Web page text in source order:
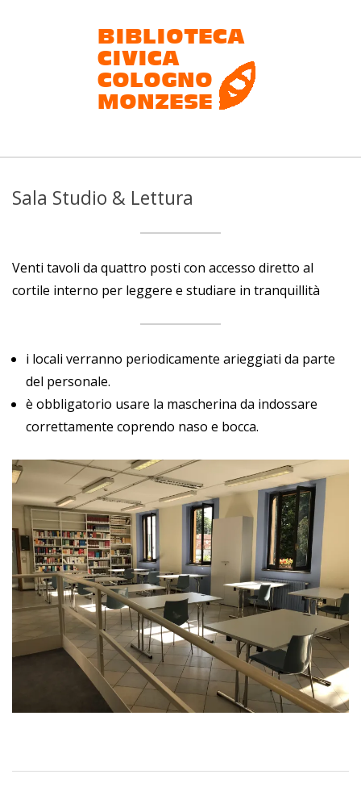
Biblioteca
civica
Cologno
Sala Studio & Lettura
Venti tavoli da quattro posti con accesso diretto al
cortile interno per leggere e studiare in tranquillità
i locali verranno periodicamente arieggiati da parte
del personale.
è obbligatorio usare la mascherina da indossare
correttamente coprendo naso e bocca.